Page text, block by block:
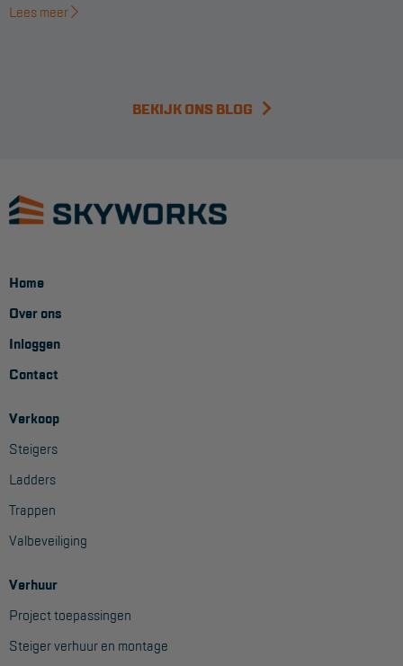
Lees meer
BEKIJK ONS BLOG
Home
Over ons
Inloggen
Contact
Verkoop
Steigers
Ladders
Trappen
Valbeveiliging
Verhuur
Project toepassingen
Steiger verhuur en montage